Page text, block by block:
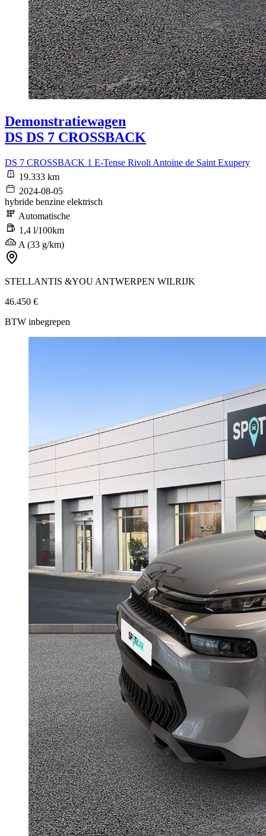
Demonstratiewagen
DS DS 7 CROSSBACK
DS 7 CROSSBACK 1 E-Tense Rivoli Antoine de Saint Exupery
19.333 km
2024-08-05
hybride benzine elektrisch
Automatische
1,4 l/100km
A (33 g/km)
STELLANTIS &YOU ANTWERPEN WILRIJK
46.450 €
BTW inbegrepen